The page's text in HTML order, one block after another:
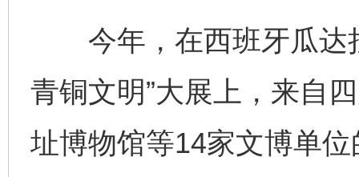
今年，在西班牙瓜达
青铜文明”大展上，来自
址博物馆等14家文博单